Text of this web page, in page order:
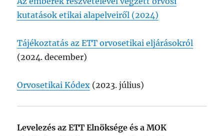
kutatások etikai alapelveiről (2024)
Tájékoztatás az ETT orvosetikai eljárásokról
(2024. december)
Orvosetikai Kódex (2023. július)
Levelezés az ETT Elnöksége és a MOK